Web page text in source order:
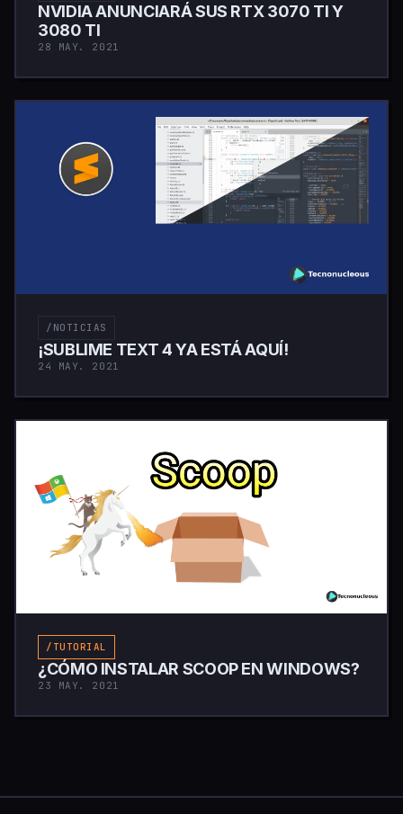
NVIDIA ANUNCIARÁ SUS RTX 3070 TI Y
3080 TI
28 MAY. 2021
/NOTICIAS
¡SUBLIME TEXT 4 YA ESTÁ AQUÍ!
24 MAY. 2021
/TUTORIAL
¿CÓMO INSTALAR SCOOP EN WINDOWS?
23 MAY. 2021